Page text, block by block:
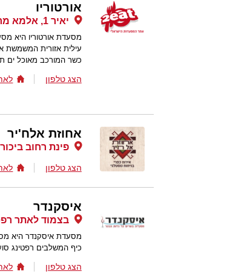
אורטוריו
יאיר 1, אלמא מרכז אמנויות מלון יוקרה, זכרון יעקב
מסעדת אורטוריו היא
עילית אזורית המשמשת
כשר המורכב מאוכל ים
הצג טלפון
אחוזת אלח'יר
פינת רחוב
הצג טלפון
איסקנדר
בצמוד לאתר
מסעדת איסקנדר היא
כיף המשלבים רפטינג
הצג טלפון